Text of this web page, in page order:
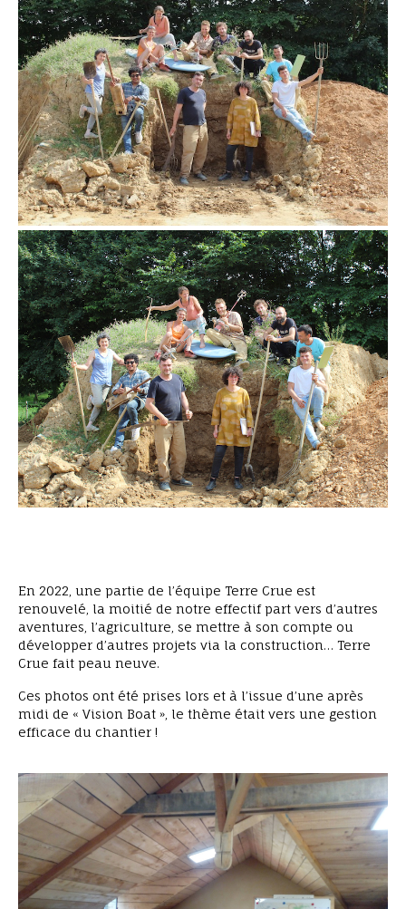
l’équipe Terre Crue 2022
En 2022, une partie de l’équipe Terre Crue est
renouvelé, la moitié de notre effectif part vers d’autres
aventures, l’agriculture, se mettre à son compte ou
développer d’autres projets via la construction… Terre
Crue fait peau neuve.
Ces photos ont été prises lors et à l’issue d’une après
midi de « Vision Boat », le thème était vers une gestion
efficace du chantier !
Vision Boat l’équipe au travail